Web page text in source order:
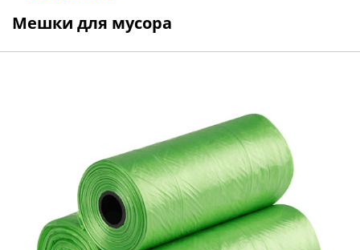
Мешки для мусора